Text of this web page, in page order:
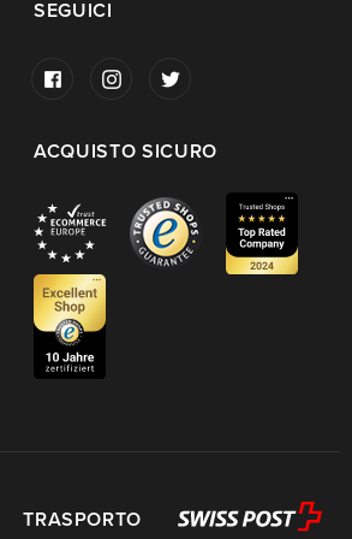
SEGUICI
ACQUISTO SICURO
TRASPORTO